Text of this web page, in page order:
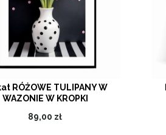
RÓŻOWE TULIPANY W
WAZONIE W KROPKI
89,00 zł